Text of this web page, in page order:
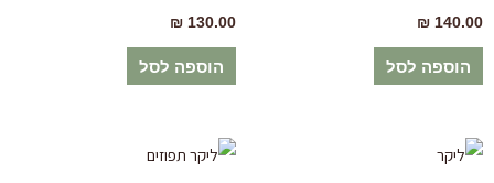
140.00
₪
הוספה לסל
130.00
₪
הוספה לסל